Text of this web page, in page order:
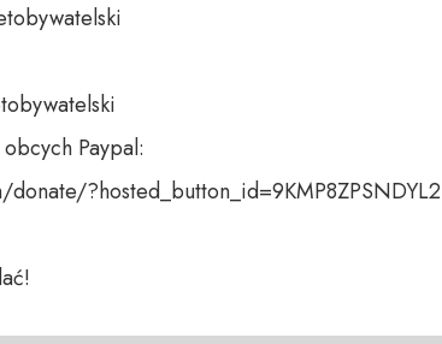
Paypal:
?hosted_button_id=9KMP8ZPSNDYL2